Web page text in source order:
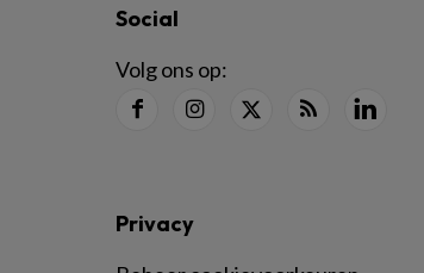
Social
Volg ons op:
Privacy